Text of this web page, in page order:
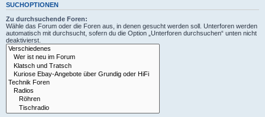
SUCHOPTIONEN
Zu durchsuchende Foren:
Wähle das Forum oder die Foren aus, in denen gesucht werden soll. Unterforen werden
automatisch mit durchsucht, sofern du die Option „Unterforen durchsuchen“ unten nicht
deaktivierst.